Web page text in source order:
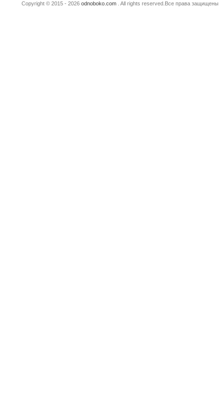
Copyright © 2015 - 2026 odnoboko.com. All rights reserved.Все права защищены.